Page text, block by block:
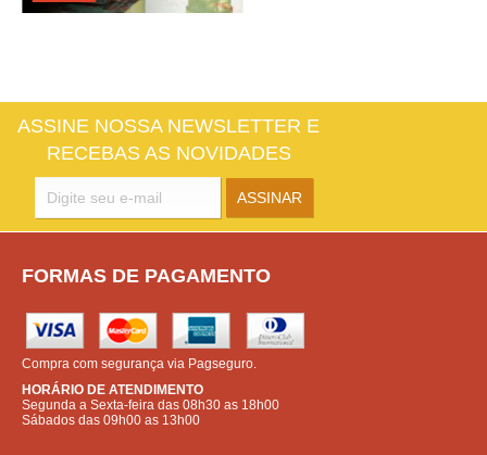
ASSINE NOSSA NEWSLETTER E
RECEBAS AS NOVIDADES
FORMAS DE PAGAMENTO
Compra com segurança via Pagseguro.
HORÁRIO DE ATENDIMENTO
Segunda a Sexta-feira das 08h30 as 18h00
Sábados das 09h00 as 13h00